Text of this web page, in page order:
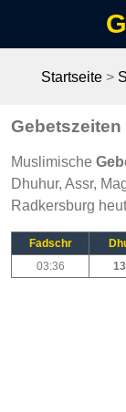
Startseite>
Muslimische
Dhuhur, Assr,
Radkersburg
Fadschr
03:36